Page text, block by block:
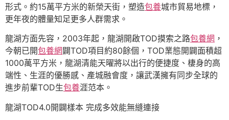
形式。約15萬平方米的新榮天街，塑造包養城市貿易地標，
更年夜的體量知足更多人群需求。
龍湖方面先容，2003年起，龍湖開啟TOD摸索之路包養網 ，
今朝已開包養網 闢TOD項目約80餘個，TOD業態開闢面積超
1000萬平方米，龍湖清能天曜將以出行的便捷度、棲身的高
端性、生涯的優勝感、產城融會度，讓武漢擁有同步全球的
進步前輩TOD生包養涯范本。
龍湖TOD4.0開闢樣本 完成多效能無縫連接